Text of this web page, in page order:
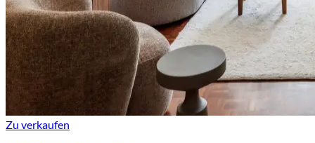
Zu verkaufen